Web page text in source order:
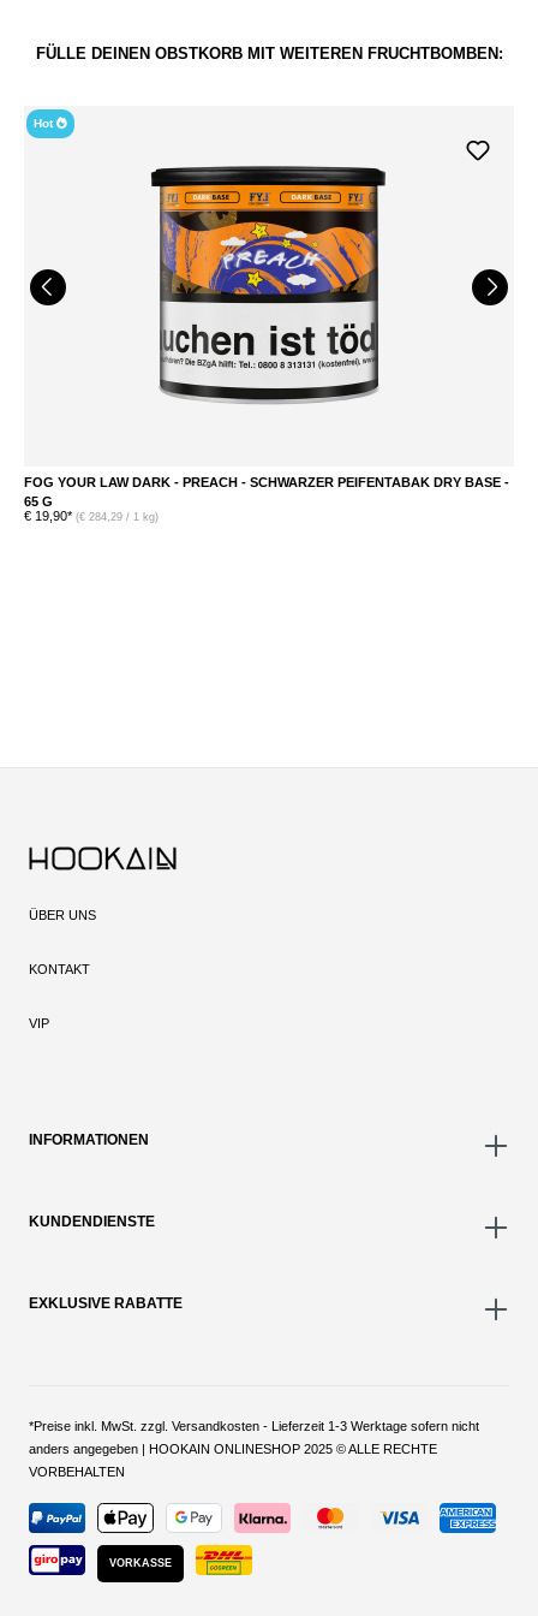
FÜLLE DEINEN OBSTKORB MIT WEITEREN FRUCHTBOMBEN:
Hot
FOG YOUR LAW DARK - PREACH - SCHWARZER PEIFENTABAK DRY BASE -
65 G
€ 19,90* (€ 284,29 / 1 kg)
ÜBER UNS
KONTAKT
VIP
INFORMATIONEN
KUNDENDIENSTE
EXKLUSIVE RABATTE
*Preise inkl. MwSt. zzgl. Versandkosten - Lieferzeit 1-3 Werktage sofern nicht
anders angegeben | HOOKAIN ONLINESHOP 2025 © ALLE RECHTE
VORBEHALTEN
VORKASSE